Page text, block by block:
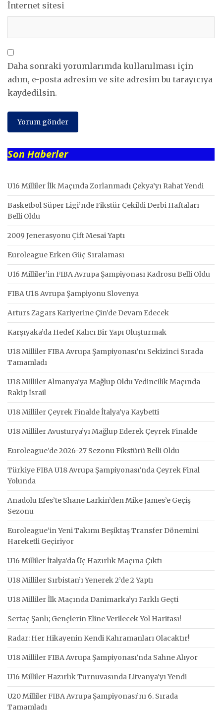
İnternet sitesi
Daha sonraki yorumlarımda kullanılması için
adım, e-posta adresim ve site adresim bu tarayıcıya
kaydedilsin.
Son Haberler
U16 Milliler İlk Maçında Zorlanmadı Çekya’yı Rahat Yendi
Basketbol Süper Ligi’nde Fikstür Çekildi Derbi Haftaları
Belli Oldu
2009 Jenerasyonu Çift Mesai Yaptı
Euroleague Erken Güç Sıralaması
U16 Milliler’in FIBA Avrupa Şampiyonası Kadrosu Belli Oldu
FIBA U18 Avrupa Şampiyonu Slovenya
Arturs Zagars Kariyerine Çin’de Devam Edecek
Karşıyaka’da Hedef Kalıcı Bir Yapı Oluşturmak
U18 Milliler FIBA Avrupa Şampiyonası’nı Sekizinci Sırada
Tamamladı
U18 Milliler Almanya’ya Mağlup Oldu Yedincilik Maçında
Rakip İsrail
U18 Milliler Çeyrek Finalde İtalya’ya Kaybetti
U18 Milliler Avusturya’yı Mağlup Ederek Çeyrek Finalde
Euroleague’de 2026-27 Sezonu Fikstürü Belli Oldu
Türkiye FIBA U18 Avrupa Şampiyonası’nda Çeyrek Final
Yolunda
Anadolu Efes’te Shane Larkin’den Mike James’e Geçiş
Sezonu
Euroleague’in Yeni Takımı Beşiktaş Transfer Dönemini
Hareketli Geçiriyor
U16 Milliler İtalya’da Üç Hazırlık Maçına Çıktı
U18 Milliler Sırbistan’ı Yenerek 2’de 2 Yaptı
U18 Milliler İlk Maçında Danimarka’yı Farklı Geçti
Sertaç Şanlı; Gençlerin Eline Verilecek Yol Haritası!
Radar: Her Hikayenin Kendi Kahramanları Olacaktır!
U18 Milliler FIBA Avrupa Şampiyonası’nda Sahne Alıyor
U16 Milliler Hazırlık Turnuvasında Litvanya’yı Yendi
U20 Milliler FIBA Avrupa Şampiyonası’nı 6. Sırada
Tamamladı